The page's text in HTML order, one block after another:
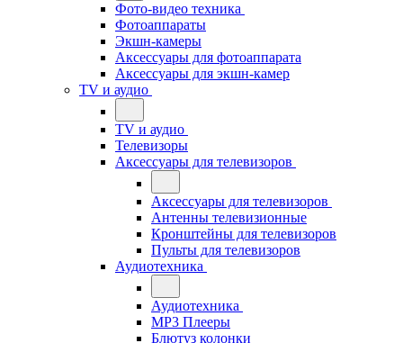
Фото-видео техника
Фотоаппараты
Экшн-камеры
Аксессуары для фотоаппарата
Аксессуары для экшн-камер
TV и аудио
TV и аудио
Телевизоры
Аксессуары для телевизоров
Аксессуары для телевизоров
Антенны телевизионные
Кронштейны для телевизоров
Пульты для телевизоров
Аудиотехника
Аудиотехника
MP3 Плееры
Блютуз колонки